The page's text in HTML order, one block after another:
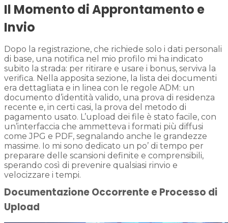
Il Momento di Approntamento e
Invio
Dopo la registrazione, che richiede solo i dati personali
di base, una notifica nel mio profilo mi ha indicato
subito la strada: per ritirare e usare i bonus, serviva la
verifica. Nella apposita sezione, la lista dei documenti
era dettagliata e in linea con le regole ADM: un
documento d’identità valido, una prova di residenza
recente e, in certi casi, la prova del metodo di
pagamento usato. L’upload dei file è stato facile, con
un’interfaccia che ammetteva i formati più diffusi
come JPG e PDF, segnalando anche le grandezze
massime. Io mi sono dedicato un po’ di tempo per
preparare delle scansioni definite e comprensibili,
sperando così di prevenire qualsiasi rinvio e
velocizzare i tempi.
Documentazione Occorrente e Processo di
Upload